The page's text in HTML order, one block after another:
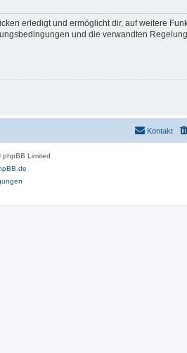
erledigt und ermöglicht dir, auf weitere
und die verwandten
Kontakt
Limited